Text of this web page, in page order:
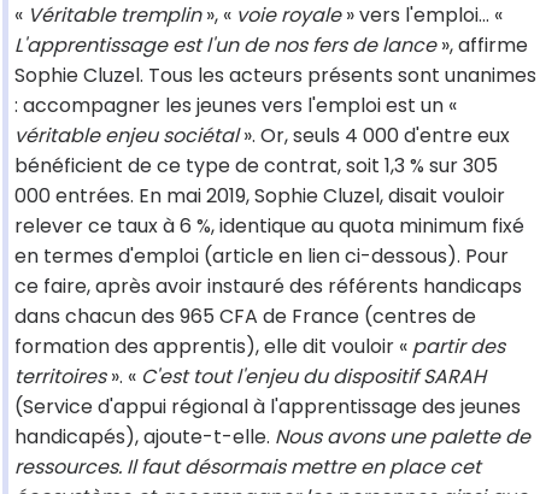
« Véritable tremplin», « voie royale» vers l'emploi... «
L'apprentissage est l'un de nos fers de lance», affirme
Sophie Cluzel. Tous les acteurs présents sont unanimes
: accompagner les jeunes vers l'emploi est un «
véritable enjeu sociétal». Or, seuls 4 000 d'entre eux
bénéficient de ce type de contrat, soit 1,3 % sur 305
000 entrées. En mai 2019, Sophie Cluzel, disait vouloir
relever ce taux à 6 %, identique au quota minimum fixé
en termes d'emploi (article en lien ci-dessous). Pour
ce faire, après avoir instauré des référents handicaps
dans chacun des 965 CFA de France (centres de
formation des apprentis), elle dit vouloir « partir des
territoires». « C'est tout l'enjeu du dispositif SARAH
(Service d'appui régional à l'apprentissage des jeunes
handicapés), ajoute-t-elle. Nous avons une palette de
ressources. Il faut désormais mettre en place cet